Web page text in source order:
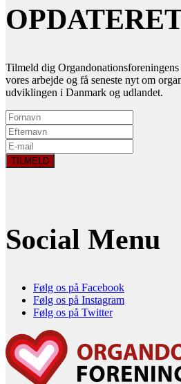
Tilmeld dig
vores arbejde og få seneste nyt om
udviklingen i Danmark og udlandet.
Social Menu
Følg os på Facebook
Følg os på Instagram
Følg os på Twitter